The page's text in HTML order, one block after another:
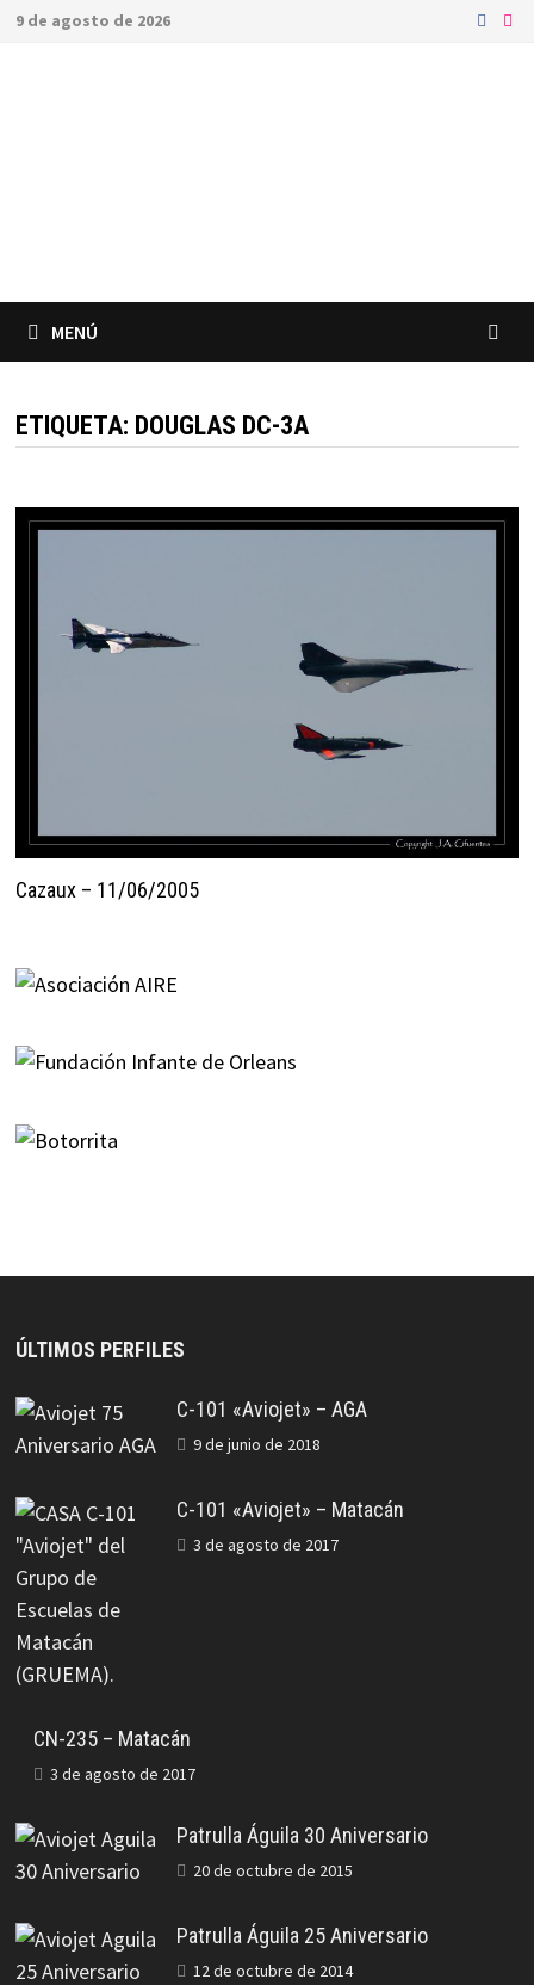
Saltar
9 de agosto de 2026
MENÚ
ETIQUETA: DOUGLAS DC-3A
Cazaux – 11/06/2005
ÚLTIMOS PERFILES
C-101 «Aviojet» – AGA
9 de junio de 2018
C-101 «Aviojet» – Matacán
3 de agosto de 2017
CN-235 – Matacán
3 de agosto de 2017
Patrulla Águila 30 Aniversario
20 de octubre de 2015
Patrulla Águila 25 Aniversario
12 de octubre de 2014